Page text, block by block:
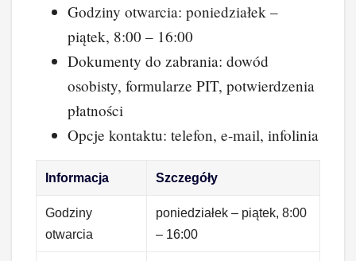
Godziny otwarcia: poniedziałek –
piątek, 8:00 – 16:00
Dokumenty do zabrania: dowód
osobisty, formularze PIT, potwierdzenia
płatności
Opcje kontaktu: telefon, e-mail, infolinia
Informacja Szczegóły
Godziny
otwarcia
poniedziałek – piątek, 8:00
– 16:00